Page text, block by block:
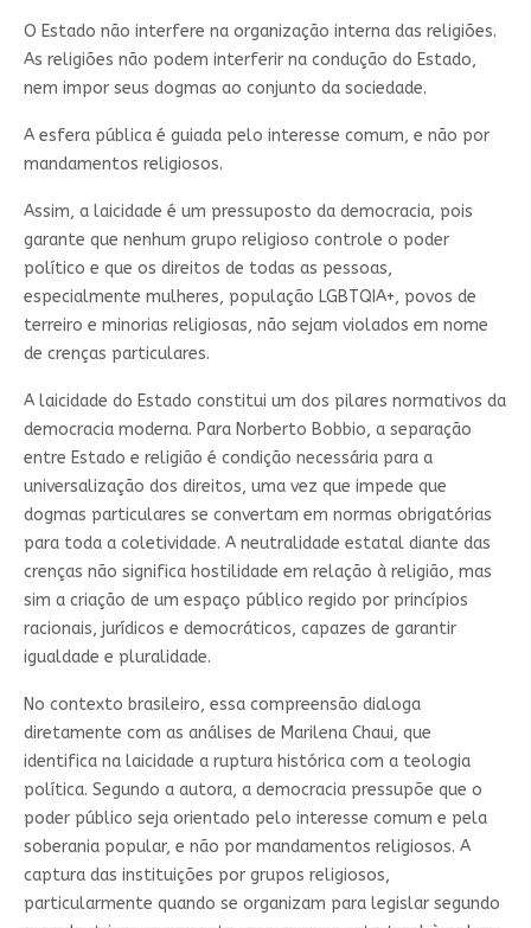
O Estado não interfere na organização interna das religiões.
As religiões não podem interferir na condução do Estado,
nem impor seus dogmas ao conjunto da sociedade.
A esfera pública é guiada pelo interesse comum, e não por
mandamentos religiosos.
Assim, a laicidade é um pressuposto da democracia, pois
garante que nenhum grupo religioso controle o poder
político e que os direitos de todas as pessoas,
especialmente mulheres, população LGBTQIA+, povos de
terreiro e minorias religiosas, não sejam violados em nome
de crenças particulares.
A laicidade do Estado constitui um dos pilares normativos da
democracia moderna. Para Norberto Bobbio, a separação
entre Estado e religião é condição necessária para a
universalização dos direitos, uma vez que impede que
dogmas particulares se convertam em normas obrigatórias
para toda a coletividade. A neutralidade estatal diante das
crenças não significa hostilidade em relação à religião, mas
sim a criação de um espaço público regido por princípios
racionais, jurídicos e democráticos, capazes de garantir
igualdade e pluralidade.
No contexto brasileiro, essa compreensão dialoga
diretamente com as análises de Marilena Chaui, que
identifica na laicidade a ruptura histórica com a teologia
política. Segundo a autora, a democracia pressupõe que o
poder público seja orientado pelo interesse comum e pela
soberania popular, e não por mandamentos religiosos. A
captura das instituições por grupos religiosos,
particularmente quando se organizam para legislar segundo